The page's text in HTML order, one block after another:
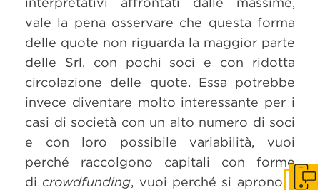
vale la pena osservare che questa forma
delle quote non riguarda la maggior parte
delle Srl, con pochi soci e con ridotta
circolazione delle quote. Essa potrebbe
invece diventare molto interessante per i
casi di società con un alto numero di soci
e con loro possibile variabilità, vuoi
perché raccolgono capitali con forme
di crowdfunding, vuoi perché si aprono a
Get